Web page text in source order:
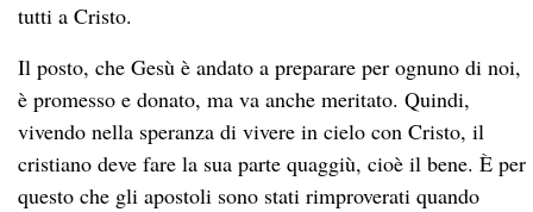
tutti a Cristo.
Il posto, che Gesù è andato a preparare per ognuno di noi,
è promesso e donato, ma va anche meritato. Quindi,
vivendo nella speranza di vivere in cielo con Cristo, il
cristiano deve fare la sua parte quaggiù, cioè il bene. È per
questo che gli apostoli sono stati rimproverati quando